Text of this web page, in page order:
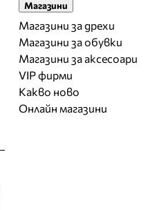
Магазини
Магазини за дрехи
Магазини за обувки
Магазини за aксесоари
VIP фирми
Какво ново
Онлайн магазини